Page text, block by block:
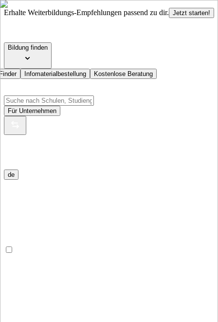
Erhalte Weiterbildungs-Empfehlungen passend zu dir. Jetzt starten!
Bildung finden
Infomaterialbestellung Kostenlose Beratung
Für Unternehmen
de